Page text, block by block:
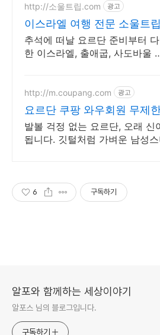
http://소울트립.com 광고
이스라엘 여행 전문 소울트립
추석에 떠날 요르단 준비부터
한 이스라엘, 출애굽, 사도바울
http://m.coupang.com 광고
요르단 쿠팡 와우회원 무제
발볼 걱정 없는 요르단, 오래 신
됩니다. 깃털처럼 가벼운 남성
6 구독하기
알포와 함께하는 세상이야기
알포스 님의 블로그입니다.
구독하기